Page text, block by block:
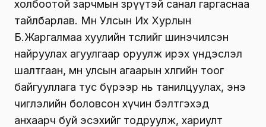
холбоотой зарчмын зөрүүтэй санал гаргаснаа
тайлбарлав. Мөн Улсын Их Хурлын
Б.Жаргалмаа хуулийн төслийг шинэчилсэн
найруулах агуулгаар оруулж ирэх үндэслэл
шалтгаан, мөн улсын агаарын хөлгийн тоог
байгууллага тус бүрээр нь танилцуулах, энэ
чиглэлийн боловсон хүчин бэлтгэхэд
анхаарч буй эсэхийг тодруулж, хариулт